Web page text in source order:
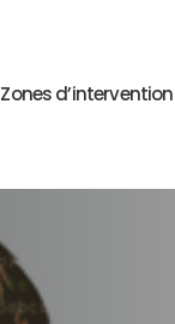
Zones d’intervention